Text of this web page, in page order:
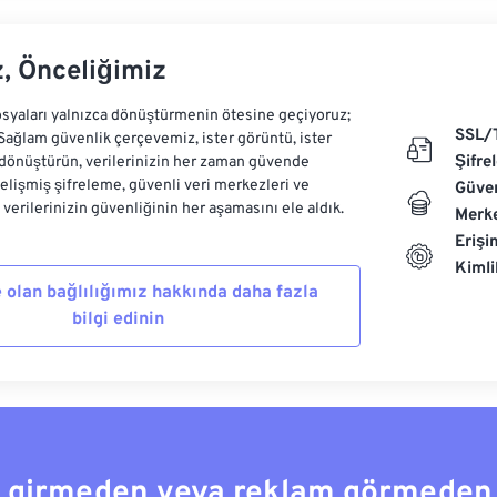
Önceliğimiz
yalnızca dönüştürmenin ötesine geçiyoruz;
güvenlik çerçevemiz, ister görüntü, ister
verilerinizin her zaman güvende
şifreleme, güvenli veri merkezleri ve
güvenliğinin her aşamasını ele aldık.
bağlılığımız hakkında daha fazla
bilgi edinin
SSL/